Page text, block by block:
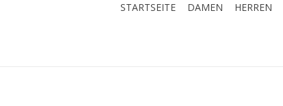
STARTSEITE DAMEN HERREN